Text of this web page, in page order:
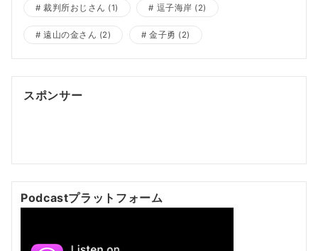
裁判所おじさん (1) 逗子海岸 (2)
遠山の金さん (2) 金子勇 (2)
スポンサー
Podcastプラットフォーム